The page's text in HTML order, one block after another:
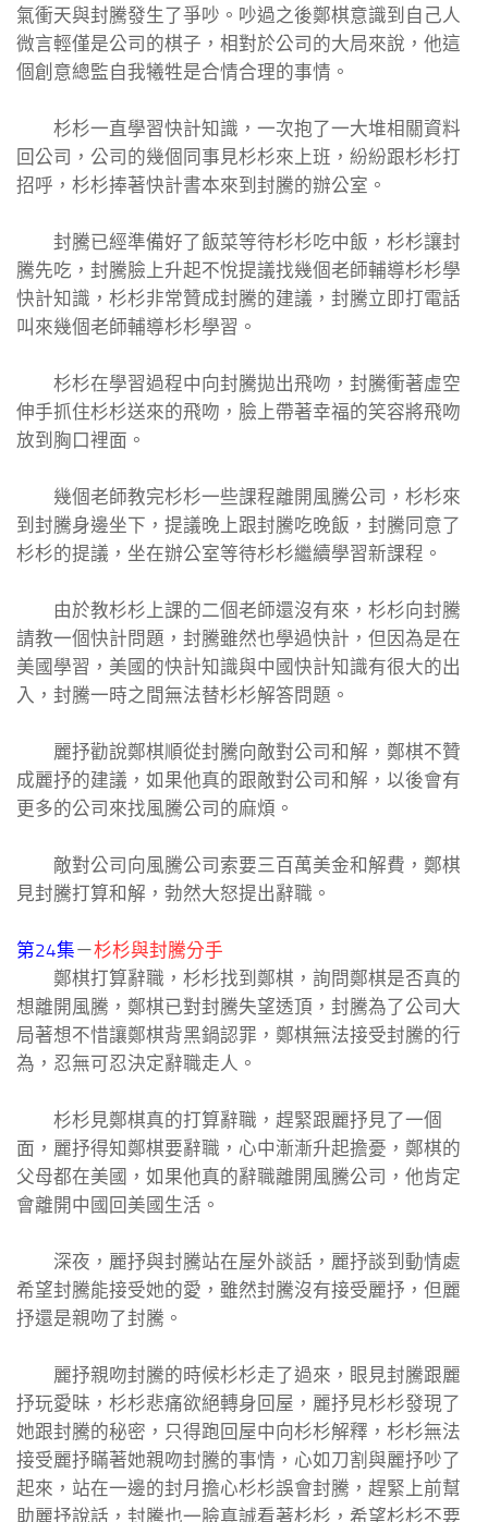
氣衝天與封騰發生了爭吵。吵過之後鄭棋意識到自己人
微言輕僅是公司的棋子，相對於公司的大局來說，他這
個創意總監自我犧牲是合情合理的事情。
杉杉一直學習快計知識，一次抱了一大堆相關資料
回公司，公司的幾個同事見杉杉來上班，紛紛跟杉杉打
招呼，杉杉捧著快計書本來到封騰的辦公室。
封騰已經準備好了飯菜等待杉杉吃中飯，杉杉讓封
騰先吃，封騰臉上升起不悅提議找幾個老師輔導杉杉學
快計知識，杉杉非常贊成封騰的建議，封騰立即打電話
叫來幾個老師輔導杉杉學習。
杉杉在學習過程中向封騰拋出飛吻，封騰衝著虛空
伸手抓住杉杉送來的飛吻，臉上帶著幸福的笑容將飛吻
放到胸口裡面。
幾個老師教完杉杉一些課程離開風騰公司，杉杉來
到封騰身邊坐下，提議晚上跟封騰吃晚飯，封騰同意了
杉杉的提議，坐在辦公室等待杉杉繼續學習新課程。
由於教杉杉上課的二個老師還沒有來，杉杉向封騰
請教一個快計問題，封騰雖然也學過快計，但因為是在
美國學習，美國的快計知識與中國快計知識有很大的出
入，封騰一時之間無法替杉杉解答問題。
麗抒勸說鄭棋順從封騰向敵對公司和解，鄭棋不贊
成麗抒的建議，如果他真的跟敵對公司和解，以後會有
更多的公司來找風騰公司的麻煩。
敵對公司向風騰公司索要三百萬美金和解費，鄭棋
見封騰打算和解，勃然大怒提出辭職。
第24集－杉杉與封騰分手
鄭棋打算辭職，杉杉找到鄭棋，詢問鄭棋是否真的
想離開風騰，鄭棋已對封騰失望透頂，封騰為了公司大
局著想不惜讓鄭棋背黑鍋認罪，鄭棋無法接受封騰的行
為，忍無可忍決定辭職走人。
杉杉見鄭棋真的打算辭職，趕緊跟麗抒見了一個
面，麗抒得知鄭棋要辭職，心中漸漸升起擔憂，鄭棋的
父母都在美國，如果他真的辭職離開風騰公司，他肯定
會離開中國回美國生活。
深夜，麗抒與封騰站在屋外談話，麗抒談到動情處
希望封騰能接受她的愛，雖然封騰沒有接受麗抒，但麗
抒還是親吻了封騰。
麗抒親吻封騰的時候杉杉走了過來，眼見封騰跟麗
抒玩愛昧，杉杉悲痛欲絕轉身回屋，麗抒見杉杉發現了
她跟封騰的秘密，只得跑回屋中向杉杉解釋，杉杉無法
接受麗抒瞞著她親吻封騰的事情，心如刀割與麗抒吵了
起來，站在一邊的封月擔心杉杉誤會封騰，趕緊上前幫
助麗抒說話，封騰也一臉真誠看著杉杉，希望杉杉不要